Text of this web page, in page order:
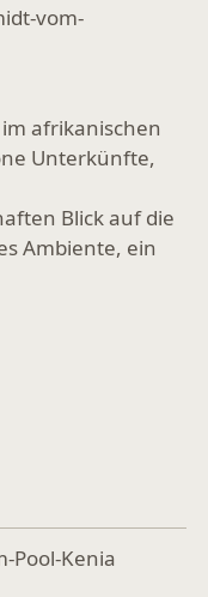
afrikanischen
Unterkünfte,
Blick auf die
Ambiente, ein